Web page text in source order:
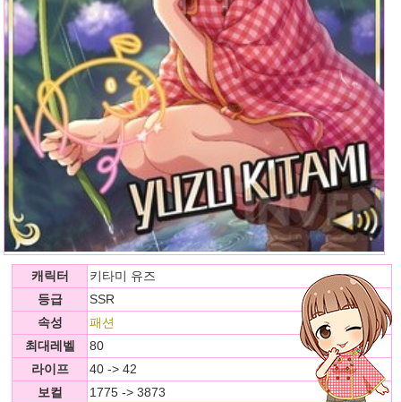
캐릭터
키타미 유즈
등급
SSR
속성
패션
최대레벨
80
라이프
40 -> 42
보컬
1775 -> 3873